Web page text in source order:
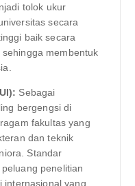
tolok ukur
secara
baik secara
membentuk
Sebagai
bergengsi di
fakultas yang
dan teknik
Standar
penelitian
internasional yang